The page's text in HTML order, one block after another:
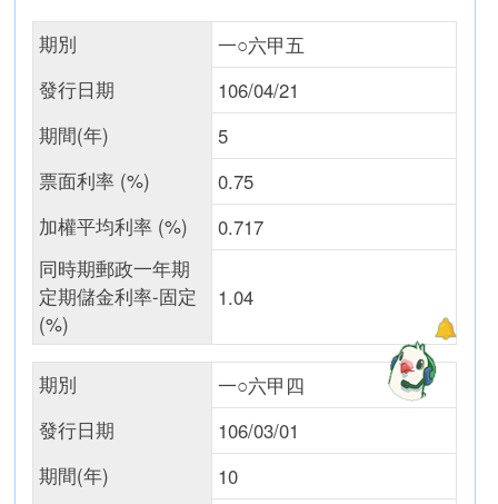
期別
一○六甲五
發行日期
106/04/21
期間(年)
5
票面利率 (%)
0.75
加權平均利率 (%)
0.717
同時期郵政一年期
定期儲金利率-固定
(%)
1.04
期別
一○六甲四
發行日期
106/03/01
期間(年)
10